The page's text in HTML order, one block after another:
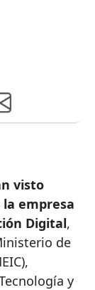
visto
empresa
Digital,
de
y